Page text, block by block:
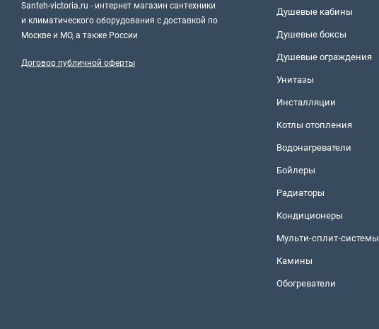
Santeh-victoria.ru - интернет магазин сантехники
и климатического оборудования с доставкой по
Москве и МО, а также России
Договор публичной оферты
Душевые кабины
Душевые боксы
Душевые ограждения
Унитазы
Инсталляции
Котлы отопления
Водонагреватели
Бойлеры
Радиаторы
Кондиционеры
Мульти-сплит-системы
Камины
Обогреватели